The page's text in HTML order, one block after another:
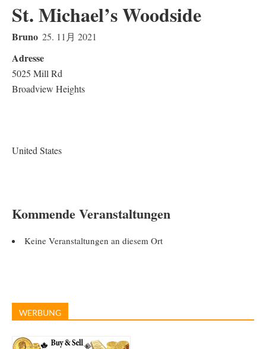
St. Michael’s Woodside
Bruno 25. 11月 2021
Adresse
5025 Mill Rd
Broadview Heights
United States
Kommende Veranstaltungen
Keine Veranstaltungen an diesem Ort
WERBUNG